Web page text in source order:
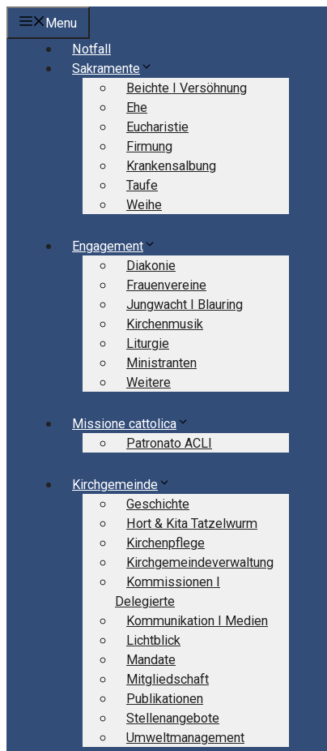
Springe
zum
Menu
Notfall
Sakramente
Beichte I Versöhnung
Ehe
Eucharistie
Firmung
Krankensalbung
Taufe
Weihe
Engagement
Diakonie
Frauenvereine
Jungwacht I Blauring
Kirchenmusik
Liturgie
Ministranten
Weitere
Missione cattolica
Patronato ACLI
Kirchgemeinde
Geschichte
Hort & Kita Tatzelwurm
Kirchenpflege
Kirchgemeindeverwaltung
Kommissionen I
Delegierte
Kommunikation I Medien
Lichtblick
Mandate
Mitgliedschaft
Publikationen
Stellenangebote
Umweltmanagement